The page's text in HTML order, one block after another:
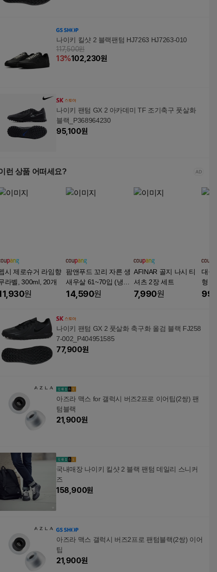
나이키 킬샷 2 블랙팬텀 HJ7263 HJ7263-010
117,500원
13%102,230원
나이키 팬텀 GX 2 아카데미 TF 조기축구 풋살화
블랙_P368964230
95,100원
런 상품 어떠세요?
시 제로슈거 라임향
라벨, 300ml, 20개
원
팜앤푸드 꼬리 자른 생
새우살 61~70입 (냉
동), 900g, 1개
14,590원
AFINAR 골지 나시 티
셔츠 2장 세트
7,990원
대웅
형
치),
나이키 팬텀 GX 2 풋살화 축구화 올검 블랙 FJ258
7-002_P404951585
77,900원
아즈라 맥스 for 갤럭시 버즈2프로 이어팁(2쌍) 팬
텀블랙
21,900원
국내매장 나이키 킬샷 2 블랙 팬텀 데일리 스니커
즈
158,900원
아즈라 맥스 갤럭시 버즈2프로 팬텀블랙(2쌍) 이어
팁
21,900원